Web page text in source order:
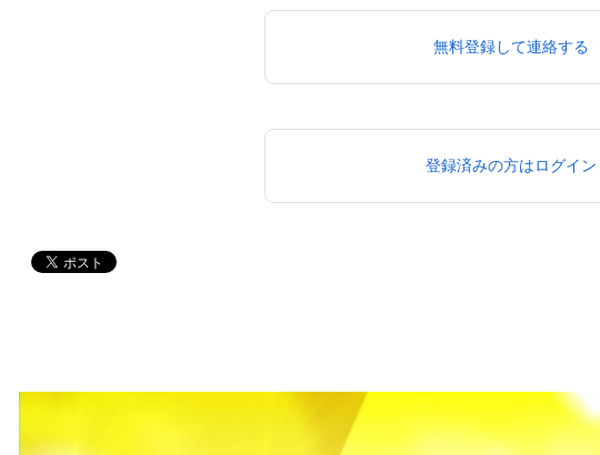
無料登録して連絡する
登録済みの方はログイン